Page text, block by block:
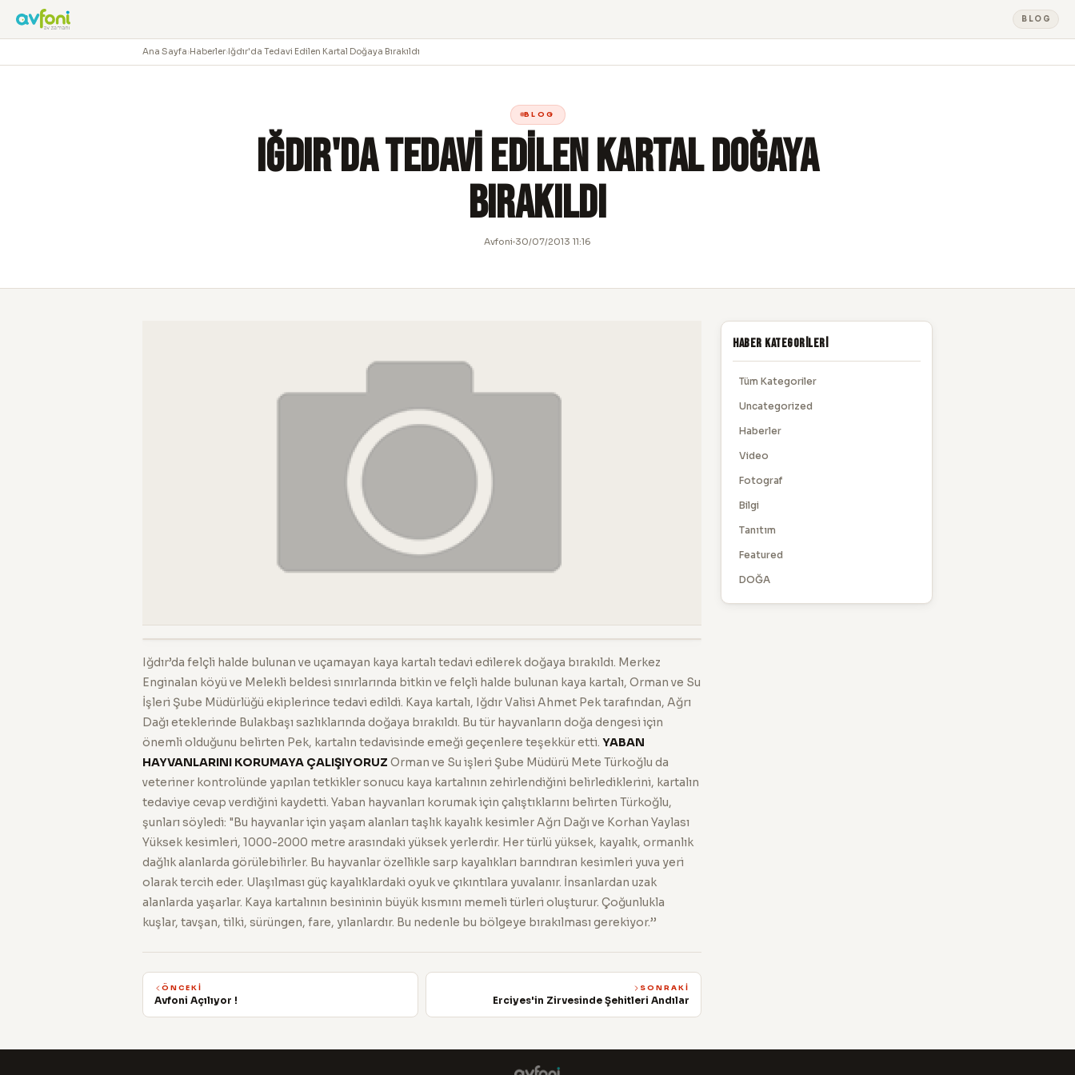
BLOG
Ana Sayfa›Haberler›Iğdır'da Tedavi Edilen Kartal Doğaya Bırakıldı
BLOG
Iğdır'da Tedavi Edilen Kartal Doğaya
Bırakıldı
Avfoni 30/07/2013 11:16
Iğdır’da felçli halde bulunan ve uçamayan kaya kartalı tedavi edilerek doğaya bırakıldı. Merkez
Enginalan köyü ve Melekli beldesi sınırlarında bitkin ve felçli halde bulunan kaya kartalı, Orman ve Su
İşleri Şube Müdürlüğü ekiplerince tedavi edildi. Kaya kartalı, Iğdır Valisi Ahmet Pek tarafından, Ağrı
Dağı eteklerinde Bulakbaşı sazlıklarında doğaya bırakıldı. Bu tür hayvanların doğa dengesi için
önemli olduğunu belirten Pek, kartalın tedavisinde emeği geçenlere teşekkür etti. YABAN
HAYVANLARINI KORUMAYA ÇALIŞIYORUZ Orman ve Su işleri Şube Müdürü Mete Türkoğlu da
veteriner kontrolünde yapılan tetkikler sonucu kaya kartalının zehirlendiğini belirlediklerini, kartalın
tedaviye cevap verdiğini kaydetti. Yaban hayvanları korumak için çalıştıklarını belirten Türkoğlu,
şunları söyledi: "Bu hayvanlar için yaşam alanları taşlık kayalık kesimler Ağrı Dağı ve Korhan Yaylası
Yüksek kesimleri, 1000-2000 metre arasındaki yüksek yerlerdir. Her türlü yüksek, kayalık, ormanlık
dağlık alanlarda görülebilirler. Bu hayvanlar özellikle sarp kayalıkları barındıran kesimleri yuva yeri
olarak tercih eder. Ulaşılması güç kayalıklardaki oyuk ve çıkıntılara yuvalanır. İnsanlardan uzak
alanlarda yaşarlar. Kaya kartalının besininin büyük kısmını memeli türleri oluşturur. Çoğunlukla
kuşlar, tavşan, tilki, sürüngen, fare, yılanlardır. Bu nedenle bu bölgeye bırakılması gerekiyor.’’
ÖNCEKI
Avfoni Açılıyor !
SONRAKI
Erciyes'in Zirvesinde Şehitleri Andılar
Haber Kategorileri
Tüm Kategoriler
Uncategorized
Haberler
Video
Fotograf
Bilgi
Tanıtım
Featured
DOĞA